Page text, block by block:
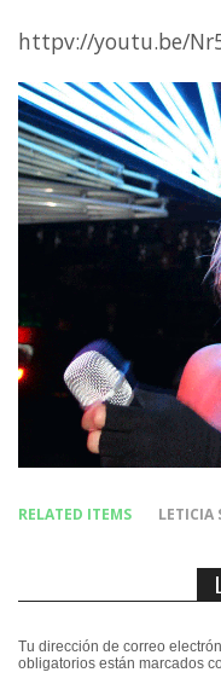
httpv://youtu.be/
RELATED ITEMS LETICIA
Tu dirección de correo
obligatorios están marcados